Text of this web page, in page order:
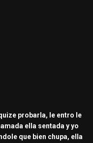
probarla, le entro le
ella sentada y yo
que bien chupa, ella